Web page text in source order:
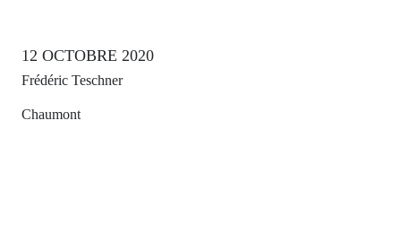
12 OCTOBRE 2020
Frédéric Teschner
Chaumont